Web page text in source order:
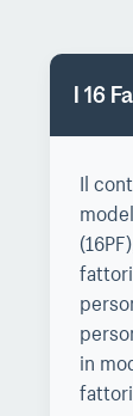
I 16
Il
in